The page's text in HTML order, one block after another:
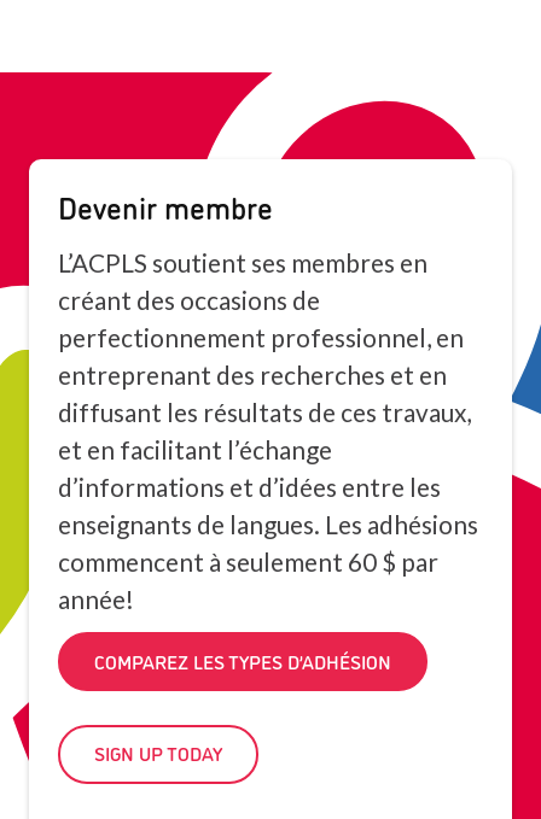
Devenir membre
L’ACPLS soutient ses membres en
créant des occasions de
perfectionnement professionnel, en
entreprenant des recherches et en
diffusant les résultats de ces travaux,
et en facilitant l’échange
d’informations et d’idées entre les
enseignants de langues. Les adhésions
commencent à seulement 60 $ par
année!
COMPAREZ LES TYPES D’ADHÉSION
SIGN UP TODAY